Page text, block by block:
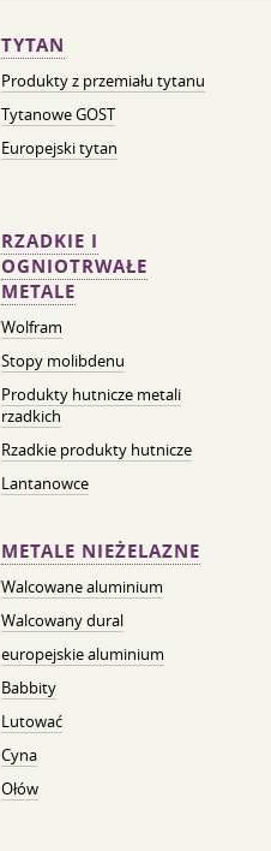
TYTAN
Produkty z przemiału tytanu
Tytanowe GOST
Europejski tytan
RZADKIE I
OGNIOTRWAŁE
METALE
Wolfram
Stopy molibdenu
Produkty hutnicze metali
rzadkich
Rzadkie produkty hutnicze
Lantanowce
METALE NIEŻELAZNE
Walcowane aluminium
Walcowany dural
europejskie aluminium
Babbity
Lutować
Cyna
Ołów